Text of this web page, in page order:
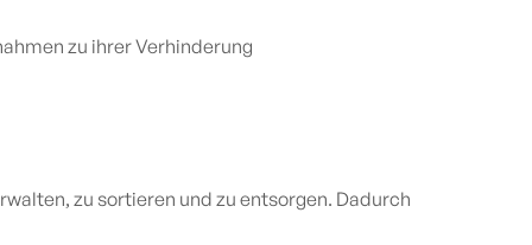
zu ihrer Verhinderung
zu sortieren und zu entsorgen. Dadurch